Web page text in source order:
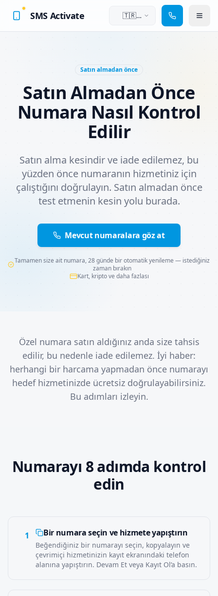
SMS Activate
🇹🇷
Satın almadan önce
Satın Almadan Önce
Numara Nasıl Kontrol
Edilir
Satın alma kesindir ve iade edilemez, bu
yüzden önce numaranın hizmetiniz için
çalıştığını doğrulayın. Satın almadan önce
test etmenin kesin yolu burada.
Mevcut numaralara göz at
Tamamen size ait numara, 28 günde bir otomatik yenileme — istediğiniz
zaman bırakın
Kart, kripto ve daha fazlası
Özel numara satın aldığınız anda size tahsis
edilir, bu nedenle iade edilemez. İyi haber:
herhangi bir harcama yapmadan önce numarayı
hedef hizmetinizde ücretsiz doğrulayabilirsiniz.
Bu adımları izleyin.
Numarayı 8 adımda kontrol
edin
1 Bir numara seçin ve hizmete yapıştırın
Beğendiğiniz bir numarayı seçin, kopyalayın ve
çevrimiçi hizmetinizin kayıt ekranındaki telefon
alanına yapıştırın. Devam Et veya Kayıt Ol’a basın.